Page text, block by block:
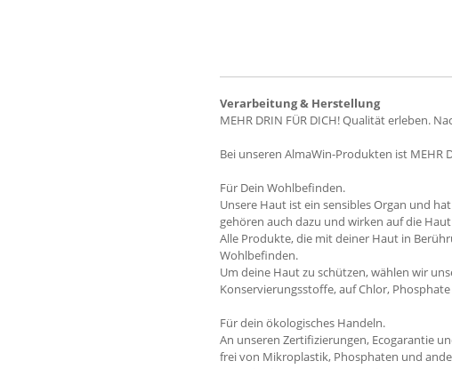
Verarbeitung & Herstellung
MEHR DRIN FÜR DICH! Qualität erleben.
Bei unseren AlmaWin-Produkten ist MEHR
Für Dein Wohlbefinden.
Unsere Haut ist ein sensibles Organ und
gehören auch dazu und wirken auf die
Alle Produkte, die mit deiner Haut in
Wohlbefinden.
Um deine Haut zu schützen, wählen wir
Konservierungsstoffe, auf Chlor,
Für dein ökologisches Handeln.
An unseren Zertifizierungen, Ecogarantie
frei von Mikroplastik, Phosphaten und